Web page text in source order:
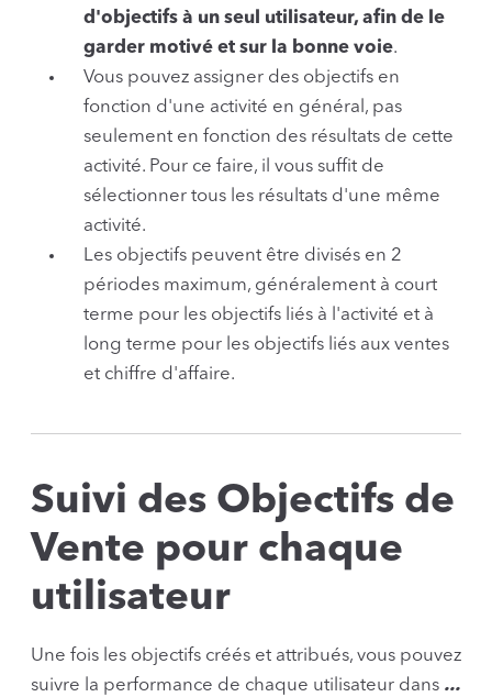
d'objectifs à un seul utilisateur, afin de le
garder motivé et sur la bonne voie.
Vous pouvez assigner des objectifs en
fonction d'une activité en général, pas
seulement en fonction des résultats de cette
activité. Pour ce faire, il vous suffit de
sélectionner tous les résultats d'une même
activité.
Les objectifs peuvent être divisés en 2
périodes maximum, généralement à court
terme pour les objectifs liés à l'activité et à
long terme pour les objectifs liés aux ventes
et chiffre d'affaire.
Suivi des Objectifs de
Vente pour chaque
utilisateur
Une fois les objectifs créés et attribués, vous pouvez
suivre la performance de chaque utilisateur dans ...